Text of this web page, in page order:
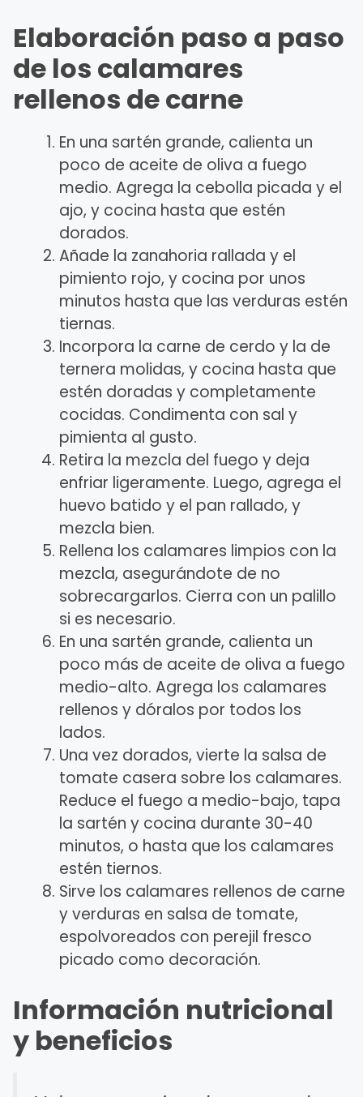
Elaboración paso a paso
de los calamares
rellenos de carne
En una sartén grande, calienta un
poco de aceite de oliva a fuego
medio. Agrega la cebolla picada y el
ajo, y cocina hasta que estén
dorados.
Añade la zanahoria rallada y el
pimiento rojo, y cocina por unos
minutos hasta que las verduras estén
tiernas.
Incorpora la carne de cerdo y la de
ternera molidas, y cocina hasta que
estén doradas y completamente
cocidas. Condimenta con sal y
pimienta al gusto.
Retira la mezcla del fuego y deja
enfriar ligeramente. Luego, agrega el
huevo batido y el pan rallado, y
mezcla bien.
Rellena los calamares limpios con la
mezcla, asegurándote de no
sobrecargarlos. Cierra con un palillo
si es necesario.
En una sartén grande, calienta un
poco más de aceite de oliva a fuego
medio-alto. Agrega los calamares
rellenos y dóralos por todos los
lados.
Una vez dorados, vierte la salsa de
tomate casera sobre los calamares.
Reduce el fuego a medio-bajo, tapa
la sartén y cocina durante 30-40
minutos, o hasta que los calamares
estén tiernos.
Sirve los calamares rellenos de carne
y verduras en salsa de tomate,
espolvoreados con perejil fresco
picado como decoración.
Información nutricional
y beneficios